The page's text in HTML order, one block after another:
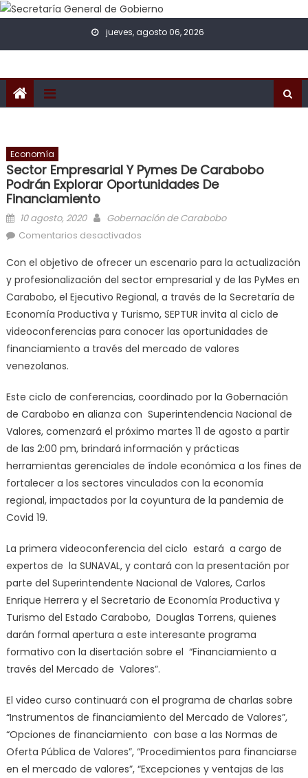
Skip to content
jueves, agosto 06, 2026
Economía
Sector Empresarial Y Pymes De Carabobo
Podrán Explorar Oportunidades De
Financiamiento
Posted on
10 agosto, 2020 Author
Gobernación de Carabobo
Comentarios desactivados
oportunidades de financiamiento
Con el objetivo de ofrecer un escenario para la actualización
y profesionalización del sector empresarial y de las PyMes en
Carabobo, el Ejecutivo Regional, a través de la Secretaría de
Economía Productiva y Turismo, SEPTUR invita al ciclo de
videoconferencias para conocer las oportunidades de
financiamiento a través del mercado de valores
venezolanos.
Este ciclo de conferencias, coordinado por la Gobernación
de Carabobo en alianza con Superintendencia Nacional de
Valores, comenzará el próximo martes 11 de agosto a partir
de las 2:00 pm, brindará información y prácticas
herramientas gerenciales de índole económica a los fines de
fortalecer a los sectores vinculados con la economía
regional, impactados por la coyuntura de la pandemia de
Covid 19.
La primera videoconferencia del ciclo estará a cargo de
expertos de la SUNAVAL, y contará con la presentación por
parte del Superintendente Nacional de Valores, Carlos
Enrique Herrera y el Secretario de Economía Productiva y
Turismo del Estado Carabobo, Douglas Torrens, quienes
darán formal apertura a este interesante programa
formativo con la disertación sobre el “Financiamiento a
través del Mercado de Valores”.
El video curso continuará con el programa de charlas sobre
“Instrumentos de financiamiento del Mercado de Valores”,
“Opciones de financiamiento con base a las Normas de
Oferta Pública de Valores”, “Procedimientos para financiarse
en el mercado de valores”, “Excepciones y ventajas de las